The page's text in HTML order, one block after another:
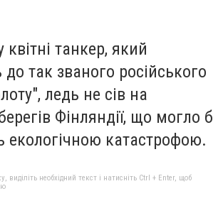
танкер, який
так званого російського
ледь не сів на
Фінляндії, що могло б
екологічною катастрофою.
необхідний текст і натисніть Ctrl + Enter, щоб